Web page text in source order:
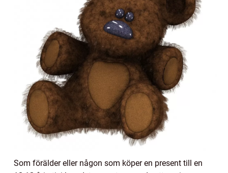
Som förälder eller någon som köper en present till en